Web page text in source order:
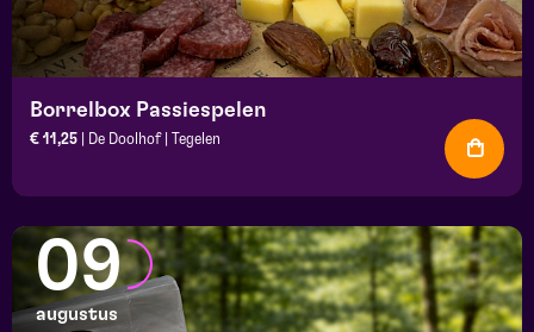
Borrelbox Passiespelen
€ 11,25 | De Doolhof | Tegelen
09
augustus